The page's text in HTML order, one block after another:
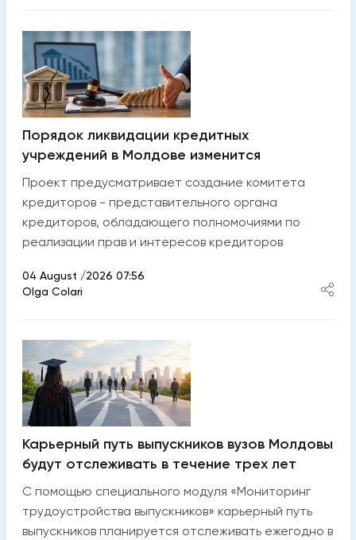
Порядок ликвидации кредитных
учреждений в Молдове изменится
Проект предусматривает создание комитета
кредиторов - представительного органа
кредиторов, обладающего полномочиями по
реализации прав и интересов кредиторов
04 August /2026 07:56
Olga Colari
Карьерный путь выпускников вузов Молдовы
будут отслеживать в течение трех лет
С помощью специального модуля «Мониторинг
трудоустройства выпускников» карьерный путь
выпускников планируется отслеживать ежегодно в